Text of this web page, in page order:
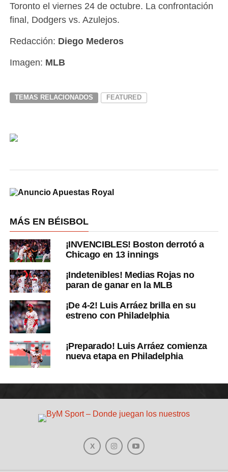
Toronto el viernes 24 de octubre. La confrontación
final, Dodgers vs. Azulejos.
Redacción: Diego Mederos
Imagen: MLB
TEMAS RELACIONADOS FEATURED
MÁS EN BÉISBOL
¡INVENCIBLES! Boston derrotó a
Chicago en 13 innings
¡Indetenibles! Medias Rojas no
paran de ganar en la MLB
¡De 4-2! Luis Arráez brilla en su
estreno con Philadelphia
¡Preparado! Luis Arráez comienza
nueva etapa en Philadelphia